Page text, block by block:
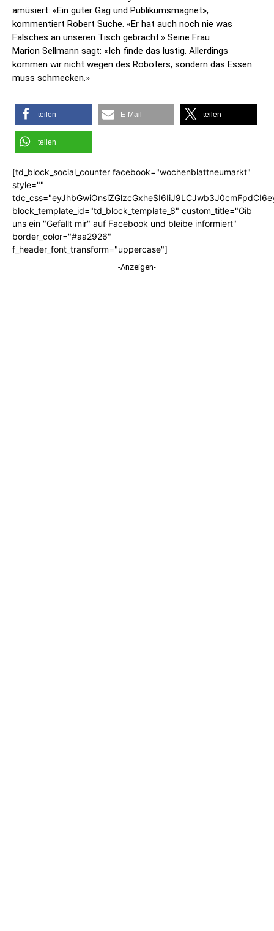
amüsiert: «Ein guter Gag und Publikumsmagnet»,
kommentiert Robert Suche. «Er hat auch noch nie was
Falsches an unseren Tisch gebracht.» Seine Frau
Marion Sellmann sagt: «Ich finde das lustig. Allerdings
kommen wir nicht wegen des Roboters, sondern das Essen
muss schmecken.»
teilen E-Mail teilen
teilen
[td_block_social_counter facebook="wochenblattneumarkt"
style=""
block_template_id="td_block_template_8" custom_title="Gib
uns ein "Gefällt mir" auf Facebook und bleibe informiert"
border_color="#aa2926"
f_header_font_transform="uppercase"]
-Anzeigen-